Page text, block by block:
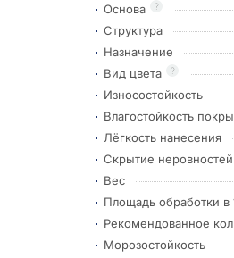
?
Основа
Структура
Назначение
?
Вид цвета
Износостойкость
Влагостойкость
Лёгкость нанесения
Скрытие неровностей
Вес
Площадь обработки в
Рекомендованное
Морозостойкость